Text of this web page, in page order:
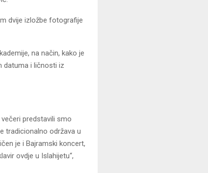
dvije izložbe fotografije
na način, kako je
datuma i ličnosti iz
predstavili smo
tradicionalno održava u
je i Bajramski koncert,
ovdje u Islahijetu“,